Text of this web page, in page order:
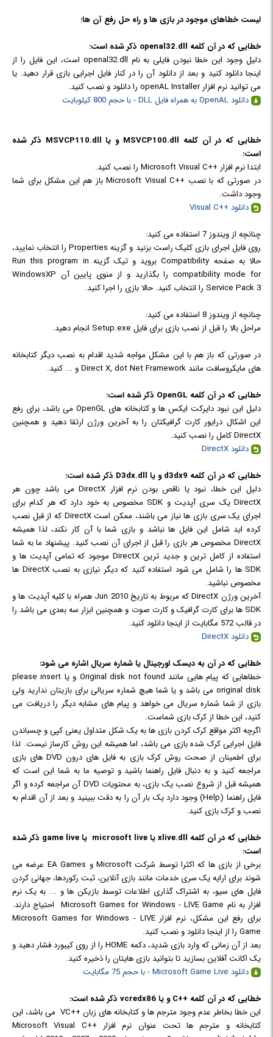
لیست خطاهای موجود در بازی ها و راه حل رفع آن ها:
خطایی که در آن کلمه openal32.dll ذکر شده است:
دلیل وجود این خطا نبودن فایلی به نام openal32.dll است، این فایل را از
اینجا دانلود کنید و بعد از دانلود آن را در کنار فایل اجرایی بازی قرار دهید. یا
می توانید نرم افزار openAL Installer را دانلود و نصب کنید.
دانلود OpenAL به همراه فایل DLL
- با حجم 800 کیلوبایت
خطایی که در آن کلمه MSVCP100.dll و یا MSVCP110.dll ذکر شده
است:
ابتدا نرم افزار ++Microsoft Visual C را نصب کنید.
در صورتی که با نصب ++Microsoft Visual C باز هم این مشکل برای شما
وجود داشت.
دانلود ++Visual C
چنانچه از ویندوز 7 استفاده می کنید:
روی فایل اجرای بازی کلیک راست بزنید و گزینه Properties را انتخاب نمایید،
حالا به صفحه Compatibility بروید و تیک گزینه Run this program in
compatibility mode for را بگذارید و از منوی پایین آن WindowsXP
Service Pack 3 را انتخاب کنید. حالا بازی را اجرا کنید.
چنانچه از ویندوز 8 استفاده می کنید:
مراحل بالا را قبل از نصب بازی برای فایل Setup.exe انجام دهید.
در صورتی که باز هم با این مشکل مواجه شدید اقدام به نصب دیگر کتابخانه
های مایکروسافت مانند Direct X, dot Net Framework و ... کنید.
خطایی که در آن کلمه OpenGL ذکر شده است:
دلیل این نبود دایرکت ایکس ها و کتابخانه های OpenGL می باشد، برای رفع
این اشکال درایور کارت گرافیکتان را به آخرین ورژن ارتقا دهید و همچنین
DirectX کامل را نصب کنید.
دانلود DirectX
خطایی که در آن کلمه d3dx9 و یا D3dx.dll ذکر شده است:
دلیل این خطا، نبود یا ناقص بودن نرم افزار DirectX می باشد چون هر
DirectX یک سری آپدیت و SDK مخصوص به خود دارد که هر کدام برای
اجرای یک سری بازی ها نیاز می باشند، ممکن است DirectX که از قبل نصب
کرده اید شامل این فایل ها نباشد و بازی شما با آن کار نکند، لذا همیشه
DirectX مخصوص هر بازی را قبل از اجرای آن نصب کنید. پیشنهاد ما به شما
استفاده از کامل ترین و جدید ترین DirectX موجود که تمامی آپدیت ها و
SDK ها را شامل می شود استفاده کنید که دیگر نیازی به نصب DirectX ها
مخصوص نباشید.
آخرین ورژن DirectX که مربوط به تاریخ Jun 2010 همراه با کلیه آپدیت ها و
SDK ها برای کارت گرافیک و کارت صوت و همچنین ابزار سه بعدی می باشد را
در قالب 572 مگابایت از اینجا دانلود کنید.
دانلود DirectX
خطایی که در آن به دیسک اورجینال یا شماره سریال اشاره می شود:
خطاهایی که پیام هایی مانند Original disk not found و یا please insert
original disk می باشد و یا شما هیچ شماره سریالی برای بازیتان ندارید ولی
بازی از شما شماره سریال می خواهد و پیام های مشابه دیگر را دریافت می
کنید، این خطا از کرک بازی شماست.
اگرچه اکثر مواقع کرک کردن بازی ها به یک شکل متداول یعنی کپی و چسباندن
فایل اجرایی کرک شده بازی می باشد، اما همیشه این روش کارساز نیست. لذا
برای اطمینان از صحت روش کرک بازی به فایل های درون DVD های بازی
مراجعه کنید و به دنبال فایل راهنما باشید و توصیه ما به شما این است که
همیشه قبل از شروع نصب یک بازی، به محتویات DVD آن مراجعه کرده و اگر
فایل راهنما (Help) وجود دارد یک بار آن را به دقت ببینید و بعد از آن اقدام به
نصب و کرک بازی کنید.
خطایی که در آن کلمه xlive.dll یا microsoft live یا game live
ذکر شده
است:
برخی از بازی ها که اکثرا توسط شرکت Microsoft و EA Games عرضه می
شوند برای ارایه یک سری خدمات مانند بازی آنلاین، ثبت رکوردها، جهانی کردن
فایل های سیو، به اشتراک گذاری اطلاعات توسط بازیکن ها و ... به یک نرم
افزار به نام Microsoft Games for Windows - LIVE Game احتیاج دارند.
برای رفع این مشکل، نرم افزار Microsoft Games for Windows - LIVE
Game را از اینجا دانلود و نصب کنید.
بعد از آن زمانی که وارد بازی شدید، دکمه HOME را از روی کیبورد فشار دهید و
یک اکانت آفلاین بسازید تا بتوانید بازی هایتان را ذخیره کنید.
دانلود Microsoft Game Live
- با حجم 75 مگابایت
خطایی که در آن کلمه ++C و یا vcredx86 ذکر شده است:
این خطا بخاطر عدم وجود مترجم ها و کتابخانه های زبان ++VC می باشد، این
کتابخانه و مترجم ها تحت عنوان نرم افزار Microsoft Visual C++